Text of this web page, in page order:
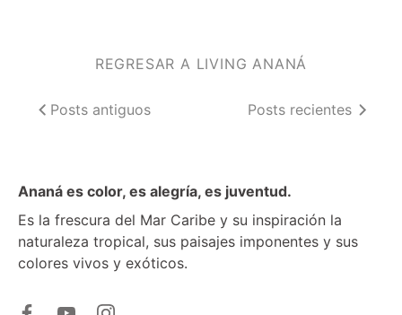
REGRESAR A LIVING ANANÁ
Posts antiguos Posts recientes
Ananá es color, es alegría, es juventud.
Es la frescura del Mar Caribe y su inspiración la
naturaleza tropical, sus paisajes imponentes y sus
colores vivos y exóticos.